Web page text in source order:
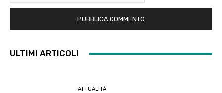
ULTIMI ARTICOLI
ATTUALITÀ